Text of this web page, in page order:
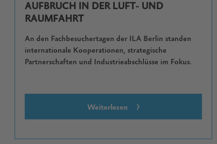
AUFBRUCH IN DER LUFT- UND
RAUMFAHRT
An den Fachbesuchertagen der ILA Berlin standen
internationale Kooperationen, strategische
Partnerschaften und Industrieabschlüsse im Fokus.
Weiterlesen